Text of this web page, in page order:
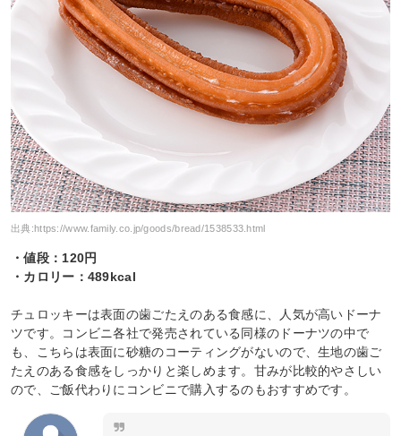
出典:https://www.family.co.jp/goods/bread/1538533.html
・値段：120円
・カロリー：489kcal
チュロッキーは表面の歯ごたえのある食感に、人気が高いドーナ
ツです。コンビニ各社で発売されている同様のドーナツの中で
も、こちらは表面に砂糖のコーティングがないので、生地の歯ご
たえのある食感をしっかりと楽しめます。甘みが比較的やさしい
ので、ご飯代わりにコンビニで購入するのもおすすめです。